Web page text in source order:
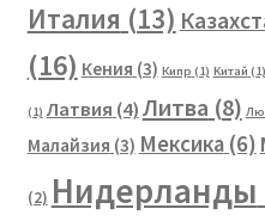
Италия (13)
(16) Кения (3) Кипр (1) Китай (1)
(1) Латвия (4)Литва (8)
Малайзия (3) Мексика(6)
(2) Нидерланды